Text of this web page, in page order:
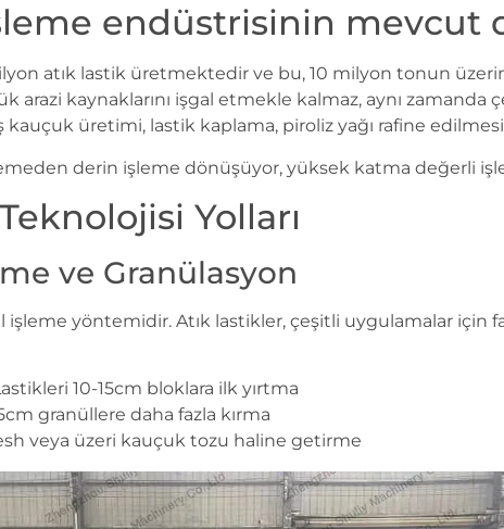
endüstrisinin mevcut
atık lastik üretmektedir ve bu, 10 milyon tonun
arazi kaynaklarını işgal etmekle kalmaz, aynı
kauçuk üretimi, lastik kaplama, piroliz yağı rafine
derin işleme dönüşüyor, yüksek katma değerli
Yolları
ve Granülasyon
yöntemidir. Atık lastikler, çeşitli uygulamalar için
10-15cm bloklara ilk yırtma
granüllere daha fazla kırma
veya üzeri kauçuk tozu haline getirme